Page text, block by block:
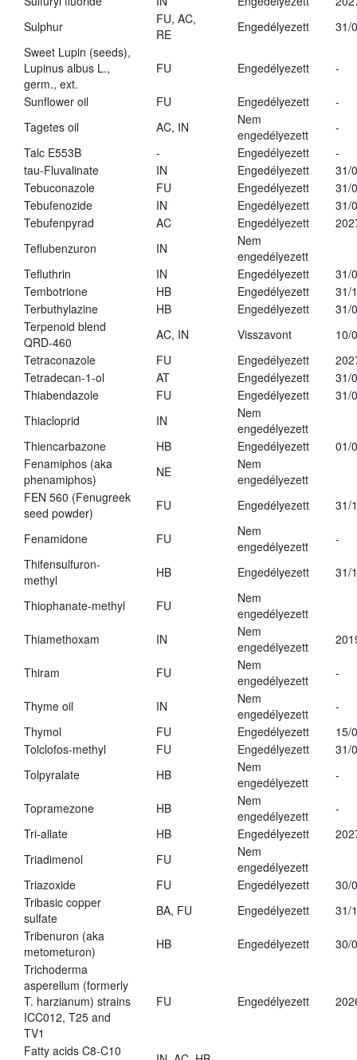
Sulphur
FU, AC,
RE
Engedélyezett
31/
Sweet Lupin (seeds),
Lupinus albus L.,
germ., ext.
FU Engedélyezett -
Sunflower oil FU Engedélyezett
-
Tagetes oil
AC, IN
Nem
engedélyezett
-
Talc E553B
- Engedélyezett
-
tau-Fluvalinate
IN Engedélyezett
31/
Tebuconazole
FU Engedélyezett
31/
Tebufenozide
IN Engedélyezett
31/
Tebufenpyrad
AC Engedélyezett
Teflubenzuron
IN
Nem
engedélyezett
Tefluthrin
IN Engedélyezett
31/
Tembotrione
HB Engedélyezett
31/
Terbuthylazine
HB Engedélyezett
31/
Terpenoid blend
QRD-460
AC, IN Visszavont
10/
Tetraconazole
FU Engedélyezett
Tetradecan-1-ol
AT Engedélyezett
31/
Thiabendazole
FU Engedélyezett
31/
Thiacloprid
IN
Nem
engedélyezett
Thiencarbazone
HB Engedélyezett
01/
Fenamiphos (aka
phenamiphos)
NE
Nem
engedélyezett
FEN 560 (Fenugreek
seed powder)
FU Engedélyezett 31/
Fenamidone FU
Nem
engedélyezett
-
Thifensulfuron-
methyl
HB Engedélyezett 31/
Thiophanate-methyl FU
Nem
engedélyezett
Thiamethoxam
IN
Nem
engedélyezett
Thiram FU
Nem
engedélyezett
-
Thyme oil IN
Nem
engedélyezett
-
Thymol
FU Engedélyezett
15/
Tolclofos-methyl
FU Engedélyezett
31/
Tolpyralate
HB
Nem
engedélyezett
-
Topramezone HB
Nem
engedélyezett
-
Tri-allate
HB Engedélyezett
Triadimenol
FU
Nem
engedélyezett
Triazoxide
FU Engedélyezett
30/
Tribasic copper
sulfate
BA, FU Engedélyezett
31/
Tribenuron (aka
metometuron)
HB Engedélyezett
30/
Trichoderma
asperellum (formerly
T. harzianum) strains
ICC012, T25 and
TV1
FU Engedélyezett
Fatty acids C8-C10